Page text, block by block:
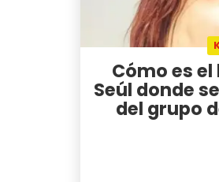
Cómo es
Seúl donde
del grupo